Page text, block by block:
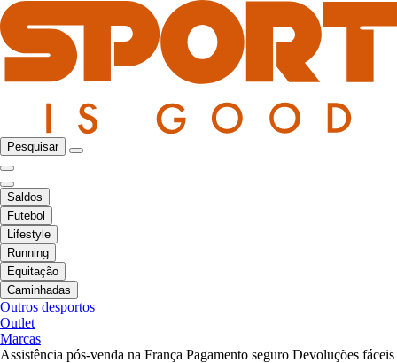
Pesquisar
Saldos
Futebol
Lifestyle
Running
Equitação
Caminhadas
Outros desportos
Outlet
Marcas
Assistência pós-venda na França Pagamento seguro Devoluções fáceis